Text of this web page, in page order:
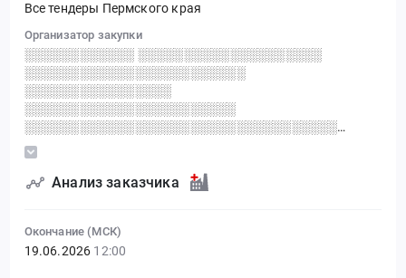
Все тендеры Пермского края
Организатор закупки
░░░░░░░░░░░░ ░░░░░░░░░░░░░░░░░░░░
░░░░░░░░░░░░░░░░░░░░░░░░
░░░░░░░░░░░░░░░░
░░░░░░░░░░░░░░░░░░░░░░░
░░░░░░░░░░░░░░░░░░░░░░░░░░░░░░░░░░
░░░░░░░░░░░░░░░░ ░ ░░░░░░░░░░░░░░░░░ ░
░░░░░░░░░░░░░░░░░░░░░ ░░░░░░░
Анализ заказчика
Окончание (МСК)
19.06.2026 12:00